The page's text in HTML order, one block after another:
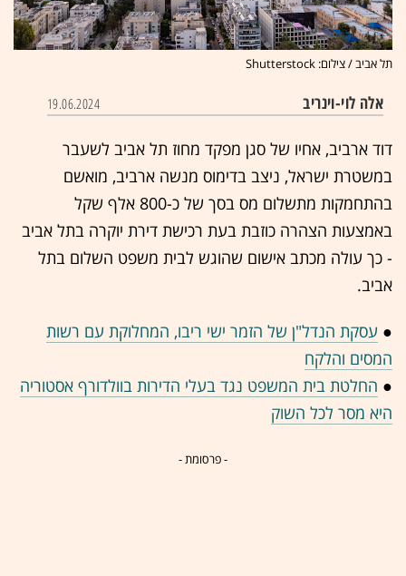
תל אביב / צילום: Shutterstock
אלה לוי-וינריב 19.06.2024
דוד ארביב, אחיו של סגן מפקד מחוז תל אביב לשעבר
במשטרת ישראל, ניצב בדימוס מנשה ארביב, מואשם
בהתחמקות מתשלום מס בסך של כ-800 אלף שקל
באמצעות הצהרה כוזבת בעת רכישת דירת יוקרה בתל אביב
- כך עולה מכתב אישום שהוגש לבית משפט השלום בתל
אביב.
● עסקת הנדל"ן של הזמר ישי ריבו, המחלוקת עם רשות
המסים והלקח
● החלטת בית המשפט נגד בעלי הדירות בוולדורף אסטוריה
היא מסר לכל השוק
- פרסומת -